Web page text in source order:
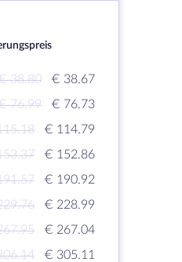
38.80
€ 38.67
76.99
€ 76.73
€ 114.79
€ 152.86
€ 190.92
€ 228.99
€ 267.04
€ 305.11